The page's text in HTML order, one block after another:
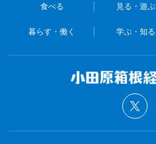
食べる 見る・遊ぶ
暮らす・働く 学ぶ・知る